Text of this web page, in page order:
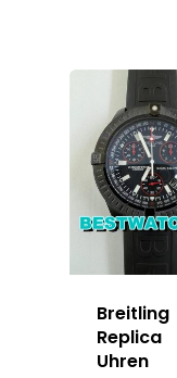
Breitling
Replica
Uhren